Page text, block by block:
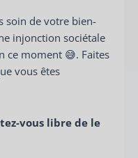
soin de votre bien-
injonction sociétale
ce moment 😅. Faites
vous êtes
vous libre de le